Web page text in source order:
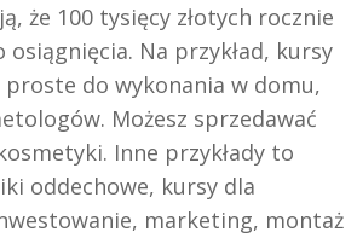
że 100 tysięcy złotych rocznie
Na przykład, kursy
proste do wykonania w domu,
Możesz sprzedawać
Inne przykłady to
oddechowe, kursy dla
marketing, montaż